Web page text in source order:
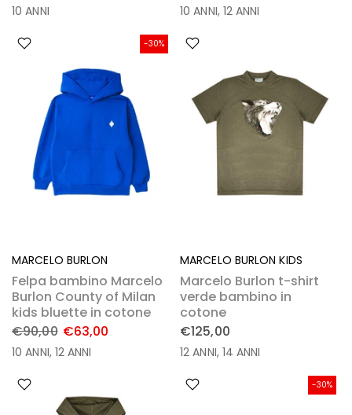
10 ANNI 10 ANNI 12 ANNI
-30%
MARCELO BURLON
Felpa bambino Marcelo
Burlon County of Milan
kids bluette in cotone
€90,00 €63,00
10 ANNI 12 ANNI
MARCELO BURLON KIDS
Marcelo Burlon t-shirt
verde bambino in
cotone
€125,00
12 ANNI 14 ANNI
-30%